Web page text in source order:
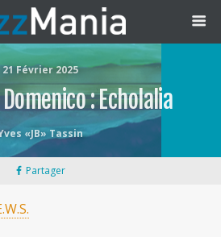
21 Février 2025
: Echolalia
«JB» Tassin
Partager